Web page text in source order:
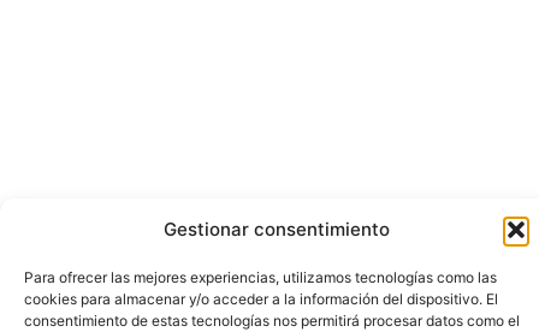
Gestionar consentimiento
Para ofrecer las mejores experiencias, utilizamos tecnologías como las
cookies para almacenar y/o acceder a la información del dispositivo. El
consentimiento de estas tecnologías nos permitirá procesar datos como el